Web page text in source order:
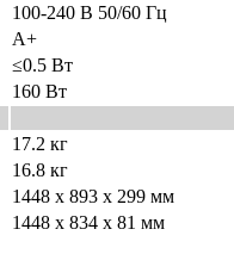
100-240 В 50/60 Гц
A+
≤0.5 Вт
160 Вт
17.2 кг
16.8 кг
1448 x 893 x 299 мм
1448 x 834 x 81 мм